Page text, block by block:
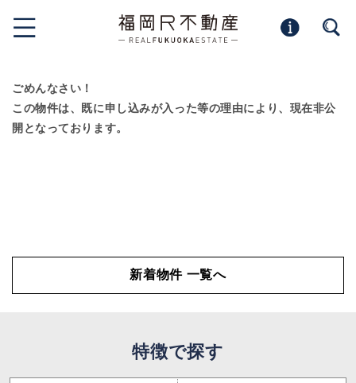
ごめんなさい！
この物件は、既に申し込みが入った等の理由により、現在非公
開となっております。
新着物件 一覧へ
特徴で探す